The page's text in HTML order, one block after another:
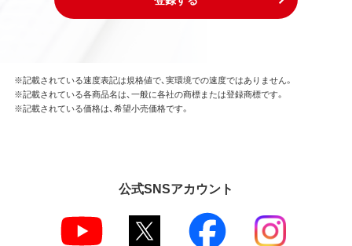
※記載されている速度表記は規格値で、実環境での速度ではありません。
※記載されている各商品名は、一般に各社の商標または登録商標です。
※記載されている価格は、希望小売価格です。
公式SNSアカウント